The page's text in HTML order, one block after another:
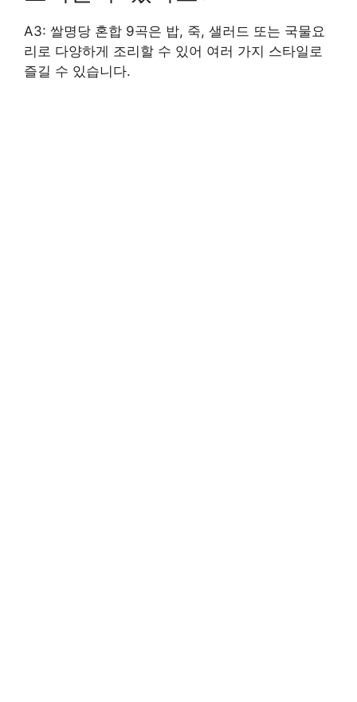
A3: 쌀명당 혼합 9곡은 밥, 죽, 샐러드 또는 국물요
리로 다양하게 조리할 수 있어 여러 가지 스타일로
즐길 수 있습니다.